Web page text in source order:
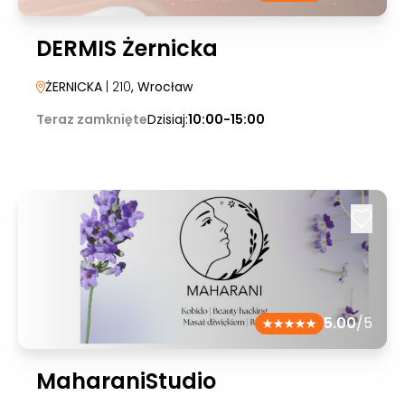
DERMIS Żernicka
ŻERNICKA | 210, Wrocław
Teraz zamknięteDzisiaj:10:00-15:00
5.00/5
MaharaniStudio